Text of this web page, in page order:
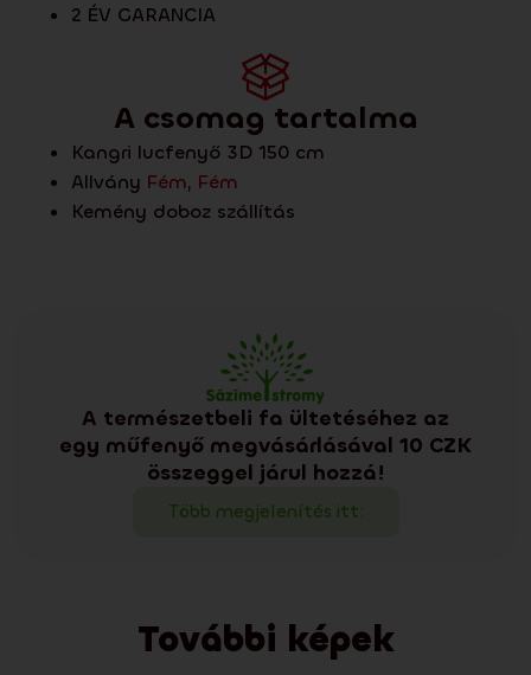
2 ÉV GARANCIA
A csomag tartalma
Kangri lucfenyő 3D 150 cm
Allvány Fém, Fém
Kemény doboz szállítás
A természetbeli fa ültetéséhez az
egy műfenyő megvásárlásával 10 CZK
összeggel járul hozzá!
Több megjelenítés itt:
További képek